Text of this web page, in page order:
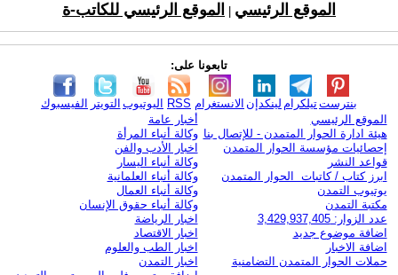
الموقع الرئيسي الموقع الرئيسي للكاتب-ة
تابعونا على:
الفيسبوك التويتر اليوتيوب RSS الانستغرام لينكدإن تيلكرامبنترست
الموقع الرئيسي
هيئة ادارة الحوار المتمدن - للإتصال بنا
إحصائيات مؤسسة الحوار المتمدن
قواعد النشر
ابرز كتاب / كاتبات الحوار المتمدن
يوتيوب التمدن
مكتبة التمدن
عدد الزوار: 3,429,937,405
اضافة موضوع جديد
اضافة الاخبار
حملات الحوار المتمدن التضامنية
أخبار عامة
وكالة أنباء المرأة
اخبار الأدب والفن
وكالة أنباء اليسار
وكالة أنباء العلمانية
وكالة أنباء العمال
وكالة أنباء حقوق الإنسان
اخبار الرياضة
اخبار الاقتصاد
اخبار الطب والعلوم
اخبار التمدن